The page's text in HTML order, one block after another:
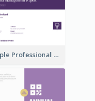
Purple Professional Branding Auditing Report Templates